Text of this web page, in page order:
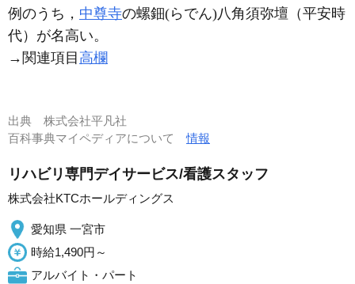
例のうち， 中尊寺の螺鈿(らでん)八角須弥壇（平安時
代）が名高い。
→関連項目 高欄
出典 株式会社平凡社
百科事典マイペディアについて情報
リハビリ専門デイサービス/看護スタッフ
株式会社KTCホールディングス
愛知県 一宮市
時給1,490円～
アルバイト・パート